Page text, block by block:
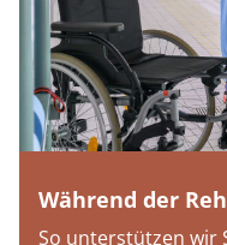
Während der
So unterstützen wir